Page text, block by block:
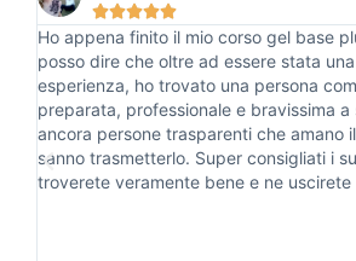

Ho eseguito un corso base gel plus con
già fatti due in passato ma non ero
soddisfatta. Piena di incertezze e
di rimettermi in gioco perché pensavo
problema e che non sarei mai stata in
fare. Michela in questi giorni mi ha
sfaccettature del mondo delle unghie